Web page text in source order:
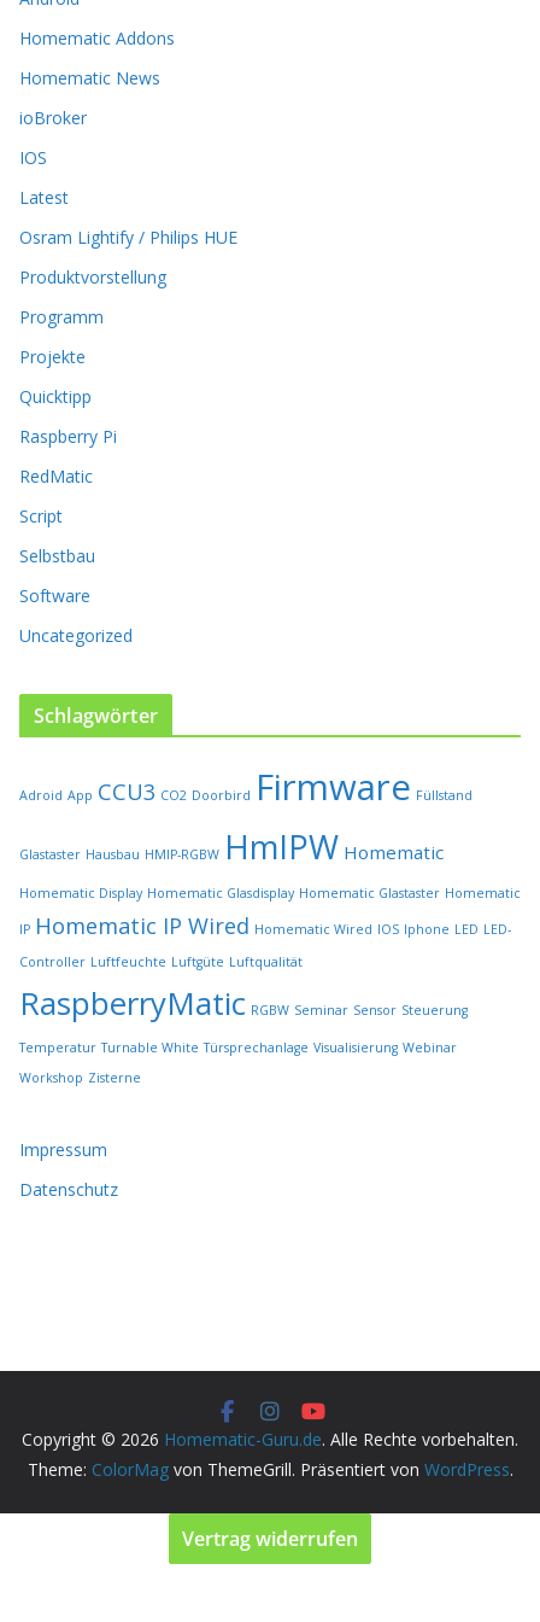
n
n
n
a
f
d
r
r
o
u
k
s
e
t
g
e
l
d
e
Homematic Addons
Homematic News
ioBroker
IOS
Latest
Osram Lightify / Philips HUE
Produktvorstellung
Programm
Projekte
Quicktipp
Raspberry Pi
RedMatic
Script
Selbstbau
Software
Uncategorized
Schlagwörter
Adroid App CCU3 CO2 Doorbird Firmware Füllstand
Glastaster Hausbau HMIP-RGBW HmIPW Homematic
Homematic Display Homematic Glasdisplay Homematic Glastaster Homematic
IP Homematic IP Wired Homematic Wired IOS Iphone LED LED-
Controller Luftfeuchte Luftgüte Luftqualität
RaspberryMatic RGBW Seminar Sensor Steuerung
Temperatur Turnable White Türsprechanlage Visualisierung Webinar
Workshop Zisterne
Impressum
Datenschutz
Copyright © 2026 Homematic-Guru.de. Alle Rechte vorbehalten.
Theme: ColorMagvon ThemeGrill. Präsentiert von WordPress.
Vertrag widerrufen